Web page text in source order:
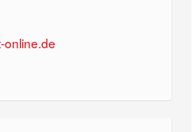
online.de